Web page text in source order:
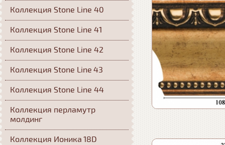
Коллекция Stone Line 40
Коллекция Stone Line 41
Коллекция Stone Line 42
Коллекция Stone Line 43
Коллекция Stone Line 44
Коллекция перламутр
молдинг
Коллекция Ионика 18D